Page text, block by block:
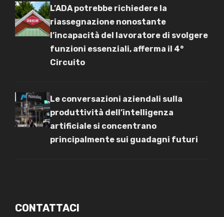
L’ADA potrebbe richiedere la
riassegnazione nonostante
l’incapacità del lavoratore di svolgere
funzioni essenziali, afferma il 4°
Circuito
Le conversazioni aziendali sulla
produttività dell’intelligenza
artificiale si concentrano
principalmente sui guadagni futuri
CONTATTACI